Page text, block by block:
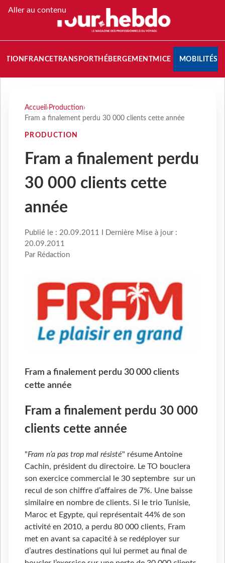
Aller au contenu
FRANCETRANSPORT HÉBERGEMENTMICE MOBILITÉS
Accueil › Production›
Fram a finalement perdu 30 000 clients cette année
PRODUCTION
Fram a finalement perdu
30 000 clients cette
année
Publié le : 20.09.2011 I Dernière Mise à jour :
20.09.2011
Par Rédaction
Fram a finalement perdu 30 000 clients
cette année
Fram a finalement perdu 30 000
clients cette année
"Fram n’a pas trop mal résisté" résume Antoine
Cachin, président du directoire. Le TO bouclera
son exercice commercial le 30 septembre sur un
recul de son chiffre d’affaires de 7%. Une baisse
similaire en nombre de clients. Si le trio Tunisie,
Maroc et Egypte, qui représentait 44% de son
activité en 2010, a perdu 80 000 clients, Fram
met en avant sa capacité à se redéployer sur
d’autres destinations qui lui permet au final de